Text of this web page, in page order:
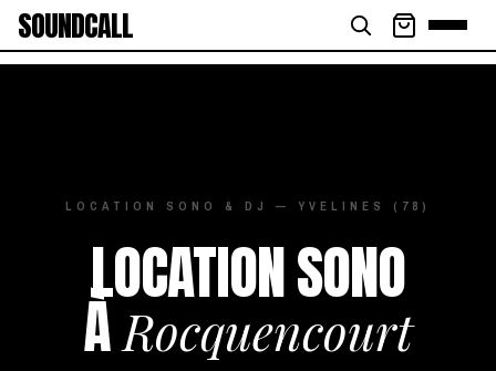
SOUNDCALL
LOCATION SONO & DJ — YVELINES (78)
LOCATION SONO
ÀRocquencourt